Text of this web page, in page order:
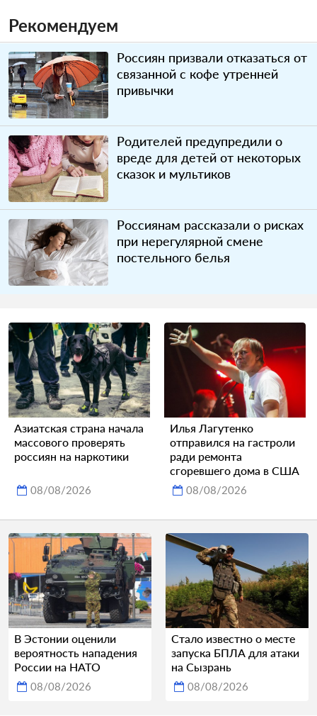
Рекомендуем
Россиян призвали отказаться от
связанной с кофе утренней
привычки
Родителей предупредили о
вреде для детей от некоторых
сказок и мультиков
Россиянам рассказали о рисках
при нерегулярной смене
постельного белья
Азиатская страна начала
массового проверять
россиян на наркотики
08/08/2026
Илья Лагутенко
отправился на гастроли
ради ремонта
сгоревшего дома в США
08/08/2026
В Эстонии оценили
вероятность нападения
России на НАТО
08/08/2026
Стало известно о месте
запуска БПЛА для атаки
на Сызрань
08/08/2026